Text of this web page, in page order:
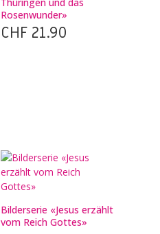
Rosenwunder»
CHF 21.90
Bilderserie «Jesus erzählt
vom Reich Gottes»